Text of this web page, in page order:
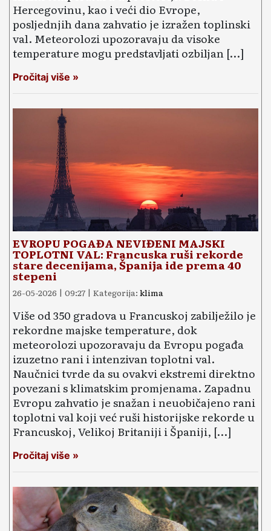
Hercegovinu, kao i veći dio Evrope,
posljednjih dana zahvatio je izražen toplinski
val. Meteorolozi upozoravaju da visoke
temperature mogu predstavljati ozbiljan […]
Pročitaj više »
EVROPU POGAĐA NEVIĐENI MAJSKI
TOPLOTNI VAL: Francuska ruši rekorde
stare decenijama, Španija ide prema 40
stepeni
26-05-2026 | 09:27 | Kategorija: klima
Više od 350 gradova u Francuskoj zabilježilo je
rekordne majske temperature, dok
meteorolozi upozoravaju da Evropu pogađa
izuzetno rani i intenzivan toplotni val.
Naučnici tvrde da su ovakvi ekstremi direktno
povezani s klimatskim promjenama. Zapadnu
Evropu zahvatio je snažan i neuobičajeno rani
toplotni val koji već ruši historijske rekorde u
Francuskoj, Velikoj Britaniji i Španiji, […]
Pročitaj više »